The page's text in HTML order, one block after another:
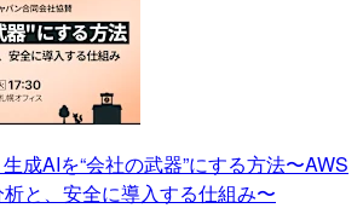
成AIを“会社の武器”にする方法〜AWS
と、安全に導入する仕組み〜